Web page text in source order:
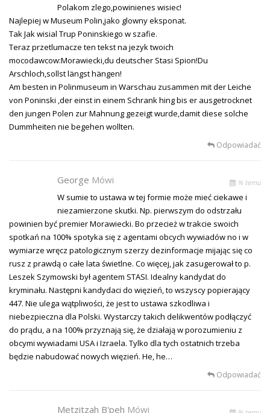
Polakom zlego,powinienes wisiec!
Najlepiej w Museum Polin,jako glowny eksponat.
Tak Jak wisial Trup Poninskiego w szafie.
Teraz przetlumacze ten tekst na jezyk twoich
mocodawcow:Morawiecki,du deutscher Stasi Spion!Du
Arschloch,sollst längst hängen!
Am besten in Polinmuseum in Warschau zusammen mit der Leiche
von Poninski ,der einst in einem Schrank hing bis er ausgetrocknet
den jungen Polen zur Mahnung gezeigt wurde,damit diese solche
Dummheiten nie begehen wollten.
Odpowiadać
George Mówi % temu
W sumie to ustawa w tej formie może mieć ciekawe i
niezamierzone skutki. Np. pierwszym do odstrzału
powinien być premier Morawiecki. Bo przecież w trakcie swoich
spotkań na 100% spotyka się z agentami obcych wywiadów no i w
wymiarze wręcz patologicznym szerzy dezinformacje mijając się co
rusz z prawdą o całe lata świetlne. Co więcej, jak zasugerował to p.
Leszek Szymowski był agentem STASI. Idealny kandydat do
kryminału. Następni kandydaci do więzień, to wszyscy popierający
447. Nie ulega wątpliwości, że jest to ustawa szkodliwa i
niebezpieczna dla Polski. Wystarczy takich delikwentów podłączyć
do prądu, a na 100% przyznają się, że działają w porozumieniu z
obcymi wywiadami USA i Izraela. Tylko dla tych ostatnich trzeba
będzie nabudować nowych więzień. He, he…
Odpowiadać
Metzitzah B'peh Mówi